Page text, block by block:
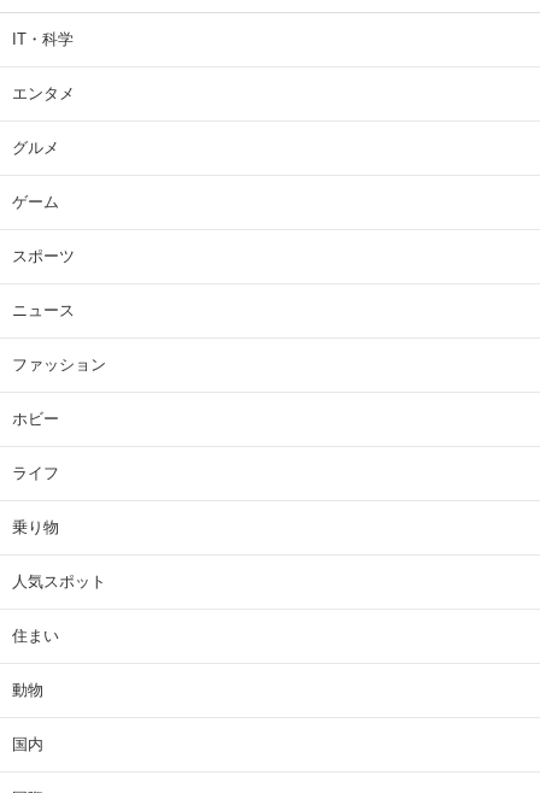
IT・科学
エンタメ
グルメ
ゲーム
スポーツ
ニュース
ファッション
ホビー
ライフ
乗り物
人気スポット
住まい
動物
国内